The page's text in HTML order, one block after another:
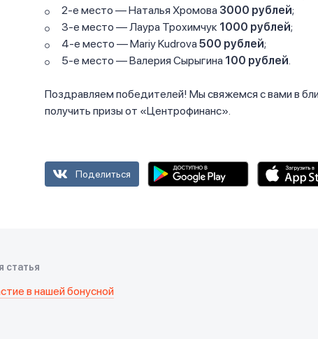
2-е место — Наталья Хромова 3000 рублей;
3-е место — Лаура Трохимчук 1000 рублей;
4-е место — Mariy Kudrova 500 рублей;
5-е место — Валерия Сырыгина 100 рублей.
Поздравляем победителей! Мы свяжемся с вами в
получить призы от «Центрофинанс».
Поделиться
статья
в нашей бонусной